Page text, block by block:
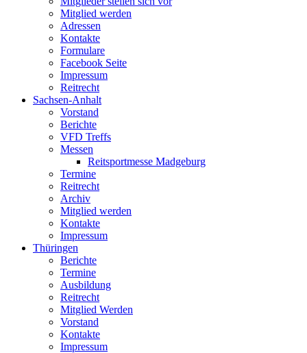
Mitglied werden
Adressen
Kontakte
Formulare
Facebook Seite
Impressum
Reitrecht
Sachsen-Anhalt
Vorstand
Berichte
VFD Treffs
Messen
Reitsportmesse Madgeburg
Termine
Reitrecht
Archiv
Mitglied werden
Kontakte
Impressum
Thüringen
Berichte
Termine
Ausbildung
Reitrecht
Mitglied Werden
Vorstand
Kontakte
Impressum